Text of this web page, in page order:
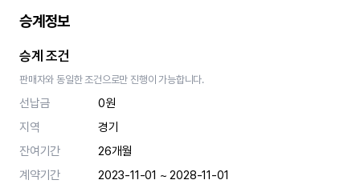
승계정보
승계 조건
판매자와 동일한 조건으로만 진행이 가능합니다.
선납금
0원
지역
경기
잔여기간
26개월
계약기간
2023-11-01 ~ 2028-11-01